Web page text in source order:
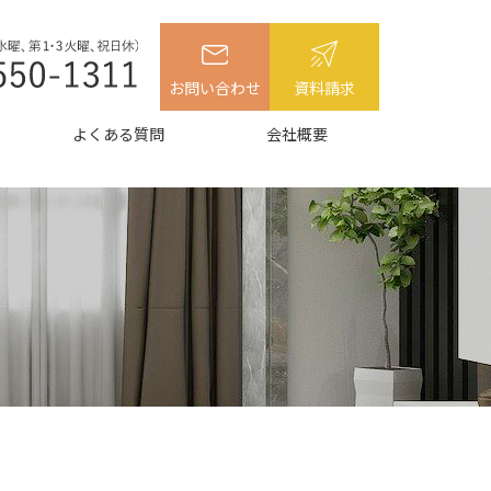
お問い合わせ 資料請求
よくある質問 会社概要